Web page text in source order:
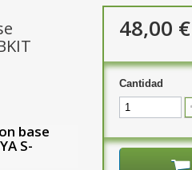
base
S-
48,00 €
Cantidad